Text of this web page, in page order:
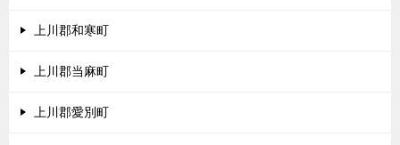
上川郡和寒町
上川郡当麻町
上川郡愛別町